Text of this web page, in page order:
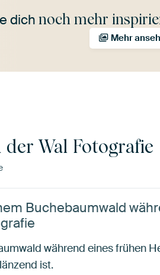
dich noch mehr
Mehr
der Wal Fotografie
Buchebaumwald
während eines frühen
ist.